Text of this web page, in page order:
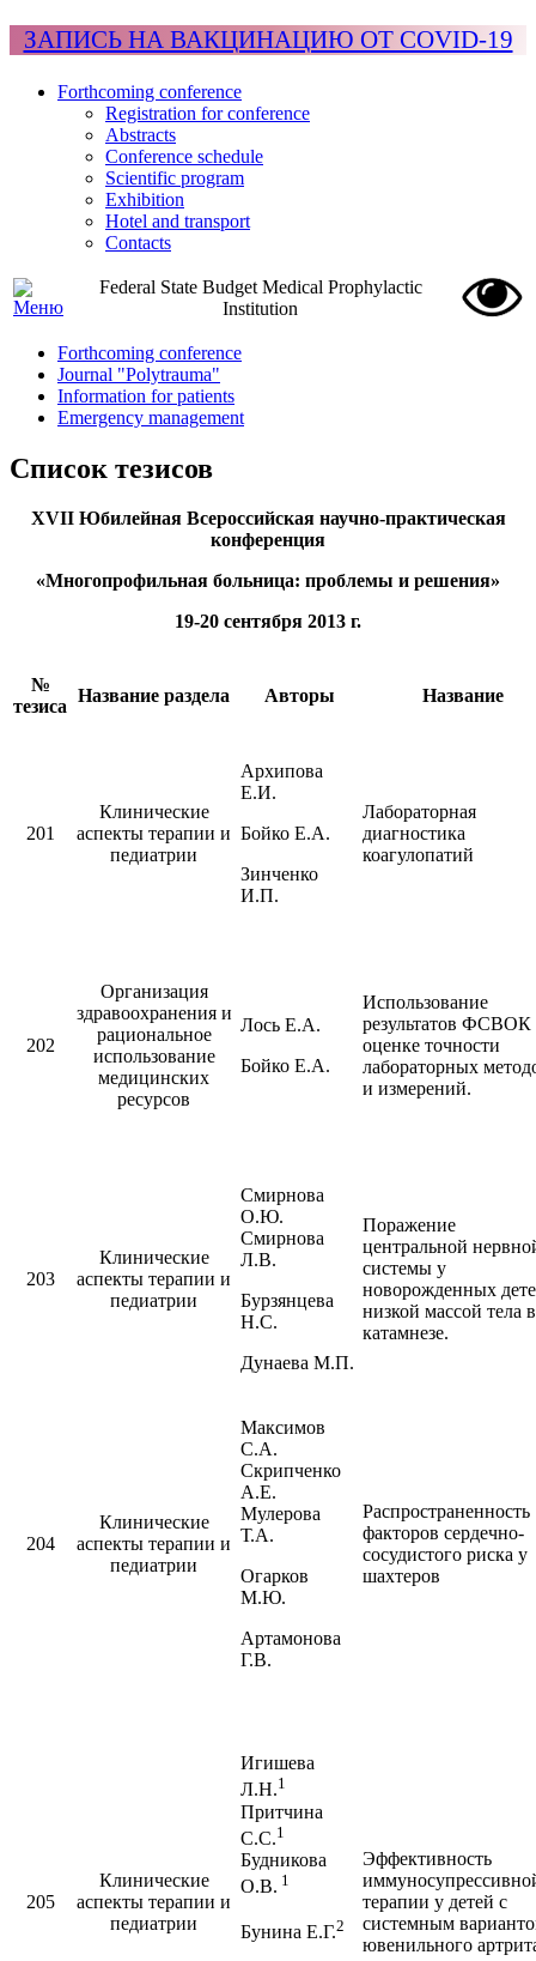
ЗАПИСЬ НА ВАКЦИНАЦИЮ ОТ COVID-19
Forthcoming conference
Registration for conference
Abstracts
Conference schedule
Scientific program
Exhibition
Hotel and transport
Contacts
Federal State Budget Medical Prophylactic
Institution
Forthcoming conference
Journal "Polytrauma"
Information for patients
Emergency management
Список тезисов
XVII Юбилейная Всероссийская научно-практическая
конференция
«Многопрофильная больница: проблемы и решения»
19-20 сентября 2013 г.
№
тезиса
Название раздела Авторы Название
201
Клинические
аспекты терапии и
педиатрии
Архипова
Е.И.
Бойко Е.А.
Зинченко
И.П.
Лабораторная
диагностика
коагулопатий
202
Организация
здравоохранения и
рациональное
использование
медицинских
ресурсов
Лось Е.А.
Бойко Е.А.
Использование
результатов ФСВОК
оценке точности
лабораторных
и измерений.
203
Клинические
аспекты терапии и
педиатрии
Смирнова
О.Ю.
Смирнова
Л.В.
Бурзянцева
Н.С.
Дунаева М.П.
Поражение
центральной
системы у
новорожденных
низкой массой тела в
катамнезе.
204
Клинические
аспекты терапии и
педиатрии
Максимов
С.А.
Скрипченко
А.Е.
Мулерова
Т.А.
Огарков
М.Ю.
Артамонова
Г.В.
Распространенность
факторов сердечно-
сосудистого риска у
шахтеров
205
Клинические
аспекты терапии и
педиатрии
Игишева
Л.Н.1
Притчина
С.С.1
Будникова
О.В. 1
Бунина Е.Г.2
Эффективность
терапии у детей с
системным
ювенильного